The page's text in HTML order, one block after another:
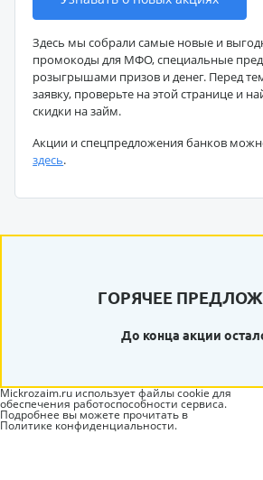
Здесь мы собрали самые новые и
промокоды для МФО, специальные
розыгрышами призов и денег. Перед
заявку, проверьте на этой странице и
скидки на займ.
Акции и спецпредложения банков
здесь.
ГОРЯЧЕЕ
До конца акции
Mickrozaim.ru использует файлы cookie для
обеспечения работоспособности сервиса.
Подробнее вы можете прочитать в
Политике конфиденциальности.